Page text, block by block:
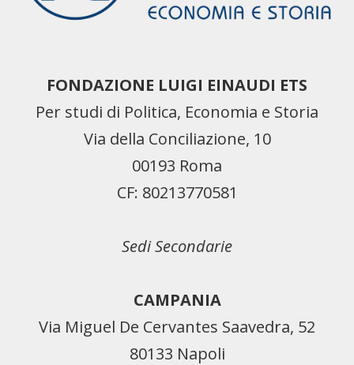
FONDAZIONE LUIGI EINAUDI ETS
Per studi di Politica, Economia e Storia
Via della Conciliazione, 10
00193 Roma
CF: 80213770581
Sedi Secondarie
CAMPANIA
Via Miguel De Cervantes Saavedra, 52
80133 Napoli